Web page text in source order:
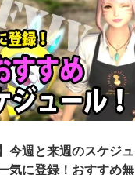
今週と来週のスケジュ
気に登録！おすすめ無